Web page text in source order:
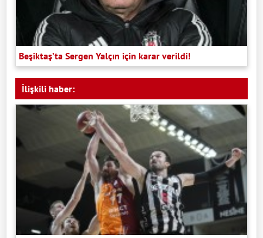
Beşiktaş’ta Sergen Yalçın için karar verildi!
İlişkili haber: